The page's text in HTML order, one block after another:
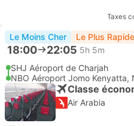
Taxes
Le Moins Cher Le Plus Rapide
18:00 22:05 5h 5m
SHJ Aéroport de Charjah
NBO Aéroport Jomo Kenyatta,
Classe
Air Arabia